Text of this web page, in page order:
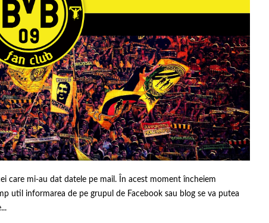
care mi-au dat datele pe mail. În acest moment încheiem
util informarea de pe grupul de Facebook sau blog se va putea